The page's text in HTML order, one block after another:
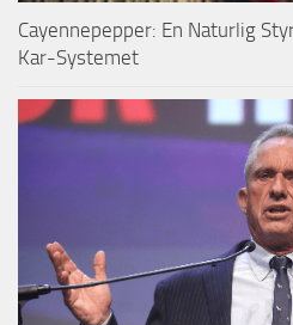
Cayennepepper: En Naturlig
Kar-Systemet